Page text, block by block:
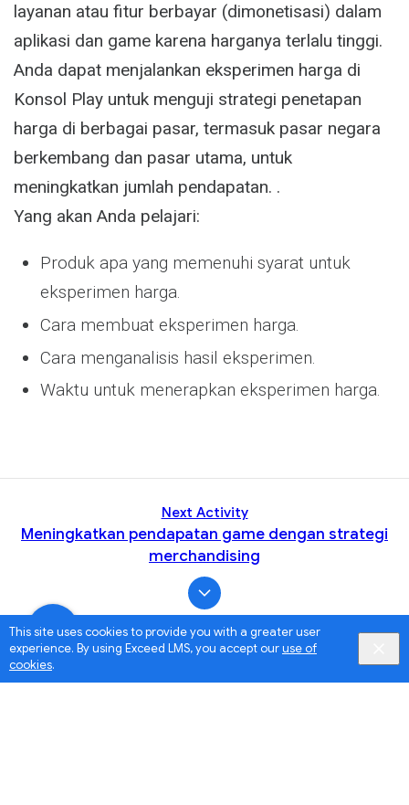
This site uses cookies to provide you with a greater user
experience. By using Exceed LMS, you accept ouruse of
cookies.
layanan atau fitur berbayar (dimonetisasi) dalam
aplikasi dan game karena harganya terlalu tinggi.
Anda dapat menjalankan eksperimen harga di
Konsol Play untuk menguji strategi penetapan
harga di berbagai pasar, termasuk pasar negara
berkembang dan pasar utama, untuk
meningkatkan jumlah pendapatan. .
Yang akan Anda pelajari:
Produk apa yang memenuhi syarat untuk
eksperimen harga.
Cara membuat eksperimen harga.
Cara menganalisis hasil eksperimen.
Waktu untuk menerapkan eksperimen harga.
Next Activity
Meningkatkan pendapatan game dengan strategi
merchandising